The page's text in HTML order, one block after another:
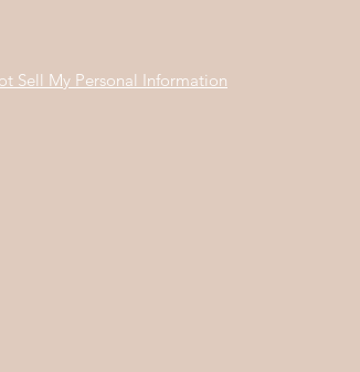
Sell My Personal Information